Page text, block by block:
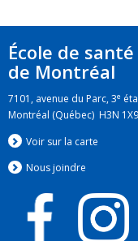
École de
de Montréal
7101, avenue du Parc, 3e
Montréal (Québec) H3N 1X9
Voir sur la carte
Nous joindre